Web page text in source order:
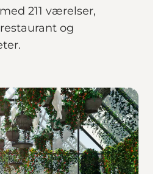
211 værelser,
og